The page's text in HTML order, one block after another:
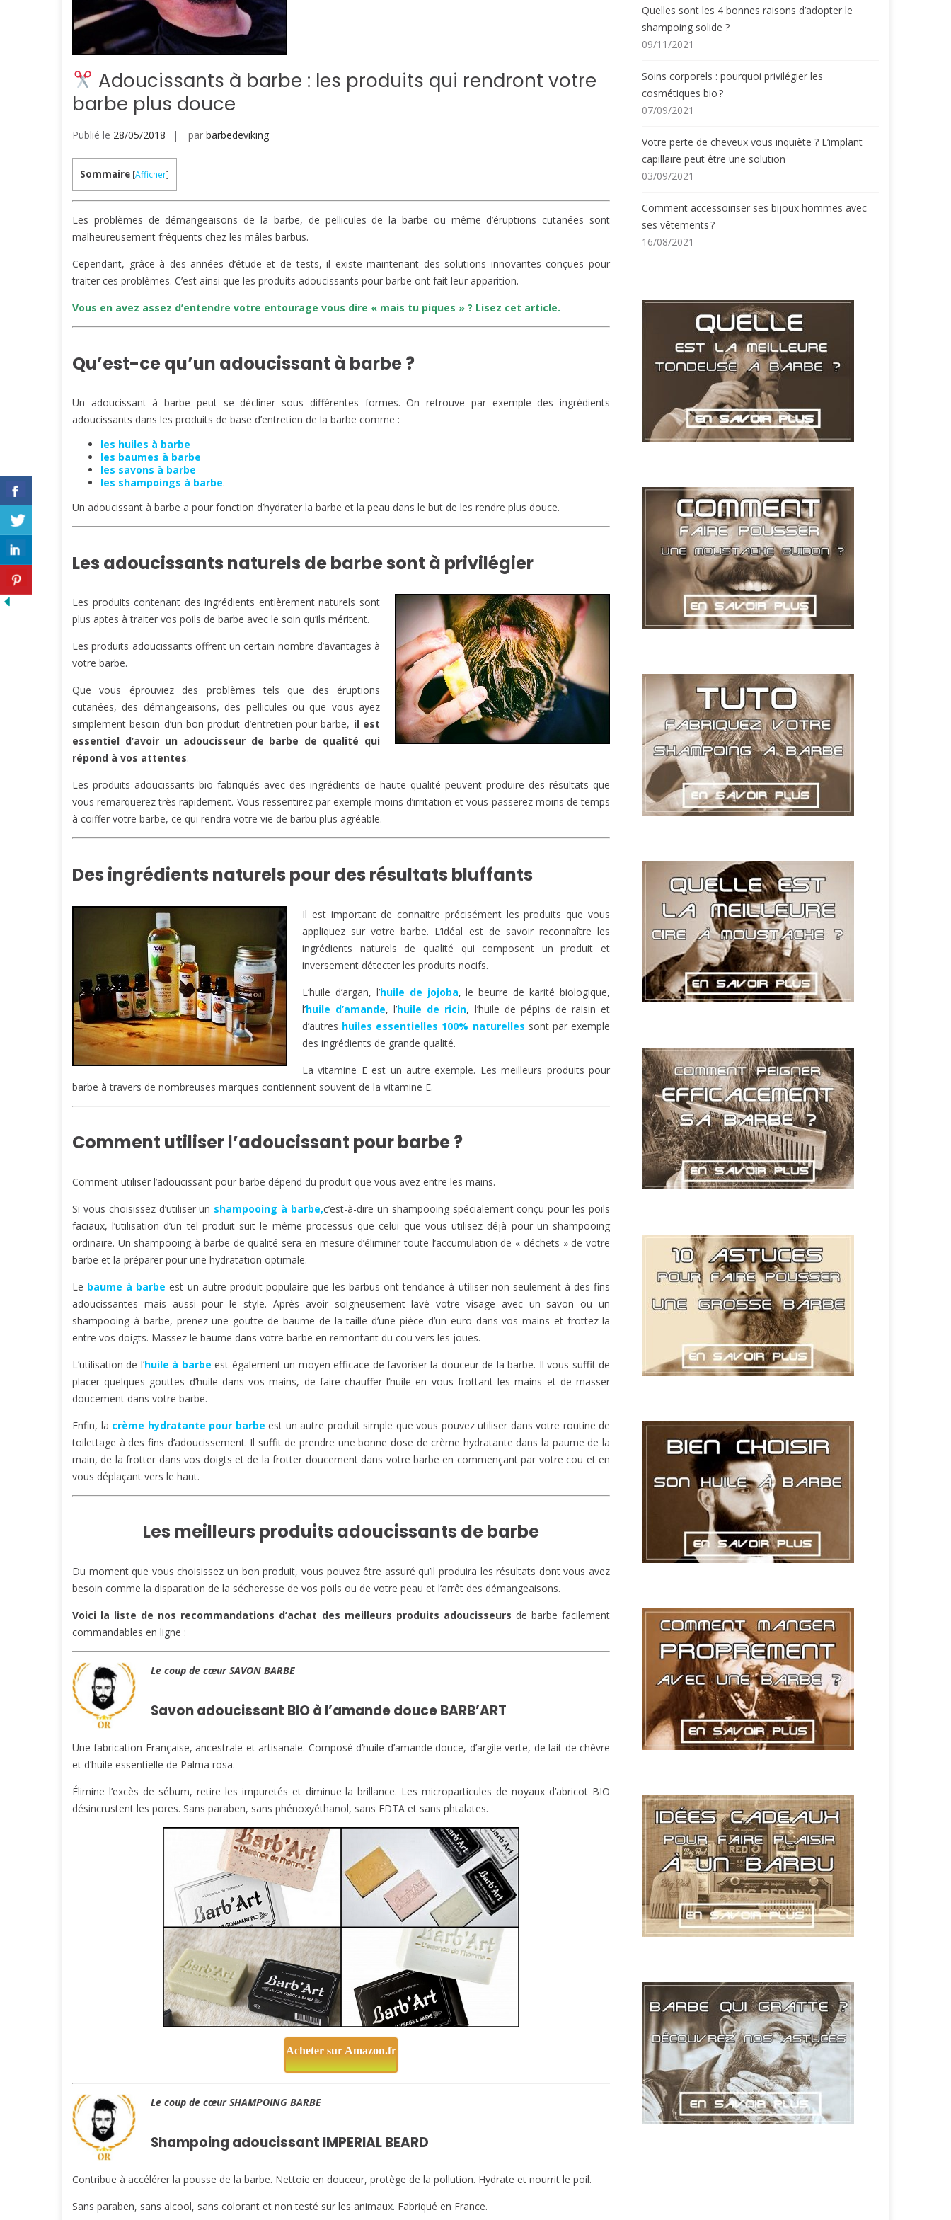
Adoucissants à barbe : les produits qui rendront votre
barbe plus douce
Publié le 28/05/2018 par barbedeviking
Sommaire [Afficher]
Les problèmes de démangeaisons de la barbe, de pellicules de la barbe ou même d’éruptions cutanées sont
malheureusement fréquents chez les mâles barbus.
Cependant, grâce à des années d’étude et de tests, il existe maintenant des solutions innovantes conçues pour
traiter ces problèmes. C’est ainsi que les produits adoucissants pour barbe ont fait leur apparition.
Vous en avez assez d’entendre votre entourage vous dire « mais tu piques » ? Lisez cet article.
Qu’est-ce qu’un adoucissant à barbe ?
Un adoucissant à barbe peut se décliner sous différentes formes. On retrouve par exemple des ingrédients
adoucissants dans les produits de base d’entretien de la barbe comme :
les huiles à barbe
les baumes à barbe
les savons à barbe
les shampoings à barbe.
Un adoucissant à barbe a pour fonction d’hydrater la barbe et la peau dans le but de les rendre plus douce.
Les adoucissants naturels de barbe sont à privilégier
Les produits contenant des ingrédients entièrement naturels sont
plus aptes à traiter vos poils de barbe avec le soin qu’ils méritent.
Les produits adoucissants offrent un certain nombre d’avantages à
votre barbe.
Que vous éprouviez des problèmes tels que des éruptions
cutanées, des démangeaisons, des pellicules ou que vous ayez
simplement besoin d’un bon produit d’entretien pour barbe, il est
essentiel d’avoir un adoucisseur de barbe de qualité qui
répond à vos attentes.
Les produits adoucissants bio fabriqués avec des ingrédients de haute qualité peuvent produire des résultats que
vous remarquerez très rapidement. Vous ressentirez par exemple moins d’irritation et vous passerez moins de temps
à coiffer votre barbe, ce qui rendra votre vie de barbu plus agréable.
Des ingrédients naturels pour des résultats bluffants
Il est important de connaitre précisément les produits que vous
appliquez sur votre barbe. L’idéal est de savoir reconnaître les
ingrédients naturels de qualité qui composent un produit et
inversement détecter les produits nocifs.
L’huile d’argan, l’huile de jojoba, le beurre de karité biologique,
l’huile d’amande, l’huile de ricin, l’huile de pépins de raisin et
d’autres huiles essentielles 100% naturelles sont par exemple
des ingrédients de grande qualité.
La vitamine E est un autre exemple. Les meilleurs produits pour
barbe à travers de nombreuses marques contiennent souvent de la vitamine E.
Comment utiliser l’adoucissant pour barbe ?
Comment utiliser l’adoucissant pour barbe dépend du produit que vous avez entre les mains.
Si vous choisissez d’utiliser un shampooing à barbe,c’est-à-dire un shampooing spécialement conçu pour les poils
faciaux, l’utilisation d’un tel produit suit le même processus que celui que vous utilisez déjà pour un shampooing
ordinaire. Un shampooing à barbe de qualité sera en mesure d’éliminer toute l’accumulation de « déchets » de votre
barbe et la préparer pour une hydratation optimale.
Le baume à barbe est un autre produit populaire que les barbus ont tendance à utiliser non seulement à des fins
adoucissantes mais aussi pour le style. Après avoir soigneusement lavé votre visage avec un savon ou un
shampooing à barbe, prenez une goutte de baume de la taille d’une pièce d’un euro dans vos mains et frottez-la
entre vos doigts. Massez le baume dans votre barbe en remontant du cou vers les joues.
L’utilisation de l’huile à barbe est également un moyen efficace de favoriser la douceur de la barbe. Il vous suffit de
placer quelques gouttes d’huile dans vos mains, de faire chauffer l’huile en vous frottant les mains et de masser
doucement dans votre barbe.
Enfin, la crème hydratante pour barbe est un autre produit simple que vous pouvez utiliser dans votre routine de
toilettage à des fins d’adoucissement. Il suffit de prendre une bonne dose de crème hydratante dans la paume de la
main, de la frotter dans vos doigts et de la frotter doucement dans votre barbe en commençant par votre cou et en
vous déplaçant vers le haut.
Les meilleurs produits adoucissants de barbe
Du moment que vous choisissez un bon produit, vous pouvez être assuré qu’il produira les résultats dont vous avez
besoin comme la disparation de la sécheresse de vos poils ou de votre peau et l’arrêt des démangeaisons.
Voici la liste de nos recommandations d’achat des meilleurs produits adoucisseurs de barbe facilement
commandables en ligne :
Le coup de cœur SAVON BARBE
Savon adoucissant BIO à l’amande douce BARB’ART
Une fabrication Française, ancestrale et artisanale. Composé d’huile d’amande douce, d’argile verte, de lait de chèvre
et d’huile essentielle de Palma rosa.
Élimine l’excès de sébum, retire les impuretés et diminue la brillance. Les microparticules de noyaux d’abricot BIO
désincrustent les pores. Sans paraben, sans phénoxyéthanol, sans EDTA et sans phtalates.
Acheter sur Amazon.fr
Le coup de cœur SHAMPOING BARBE
Shampoing adoucissant IMPERIAL BEARD
Contribue à accélérer la pousse de la barbe. Nettoie en douceur, protège de la pollution. Hydrate et nourrit le poil.
Sans paraben, sans alcool, sans colorant et non testé sur les animaux. Fabriqué en France.
Quelles sont les 4 bonnes raisons d’adopter le
shampoing solide ?
09/11/2021
Soins corporels : pourquoi privilégier les
cosmétiques bio ?
07/09/2021
Votre perte de cheveux vous inquiète ? L’implant
capillaire peut être une solution
03/09/2021
Comment accessoiriser ses bijoux hommes avec
ses vêtements ?
16/08/2021